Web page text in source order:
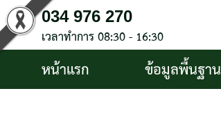
034 976 270
เวลาทำการ 08:30 - 16:30
หน้าแรก ข้อมูลพื้นฐาน